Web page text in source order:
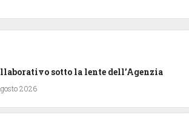
sotto la lente dell’Agenzia
2026